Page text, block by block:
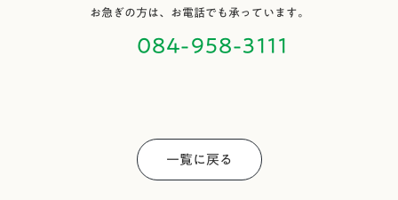
お急ぎの方は、お電話でも承っています。
084-958-3111
一覧に戻る